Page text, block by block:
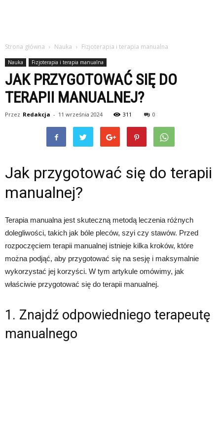
Strona główna Nauka Fizjoterapia i terapia manualna
Nauka Fizjoterapia i terapia manualna
JAK PRZYGOTOWAĆ SIĘ DO
TERAPII MANUALNEJ?
Przez Redakcja - 11 września 2024 311 0
Jak przygotować się do terapii
manualnej?
Terapia manualna jest skuteczną metodą leczenia różnych
dolegliwości, takich jak bóle pleców, szyi czy stawów. Przed
rozpoczęciem terapii manualnej istnieje kilka kroków, które
można podjąć, aby przygotować się na sesję i maksymalnie
wykorzystać jej korzyści. W tym artykule omówimy, jak
właściwie przygotować się do terapii manualnej.
1. Znajdź odpowiedniego terapeutę
manualnego